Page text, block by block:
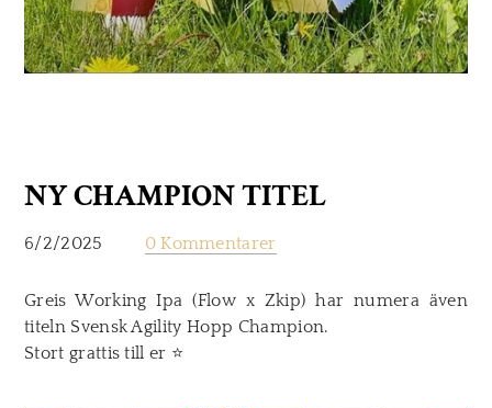
NY CHAMPION TITEL
6/2/2025 0 Kommentarer
Greis Working Ipa (Flow x Zkip) har numera även
titeln Svensk Agility Hopp Champion.
Stort grattis till er ⭐️